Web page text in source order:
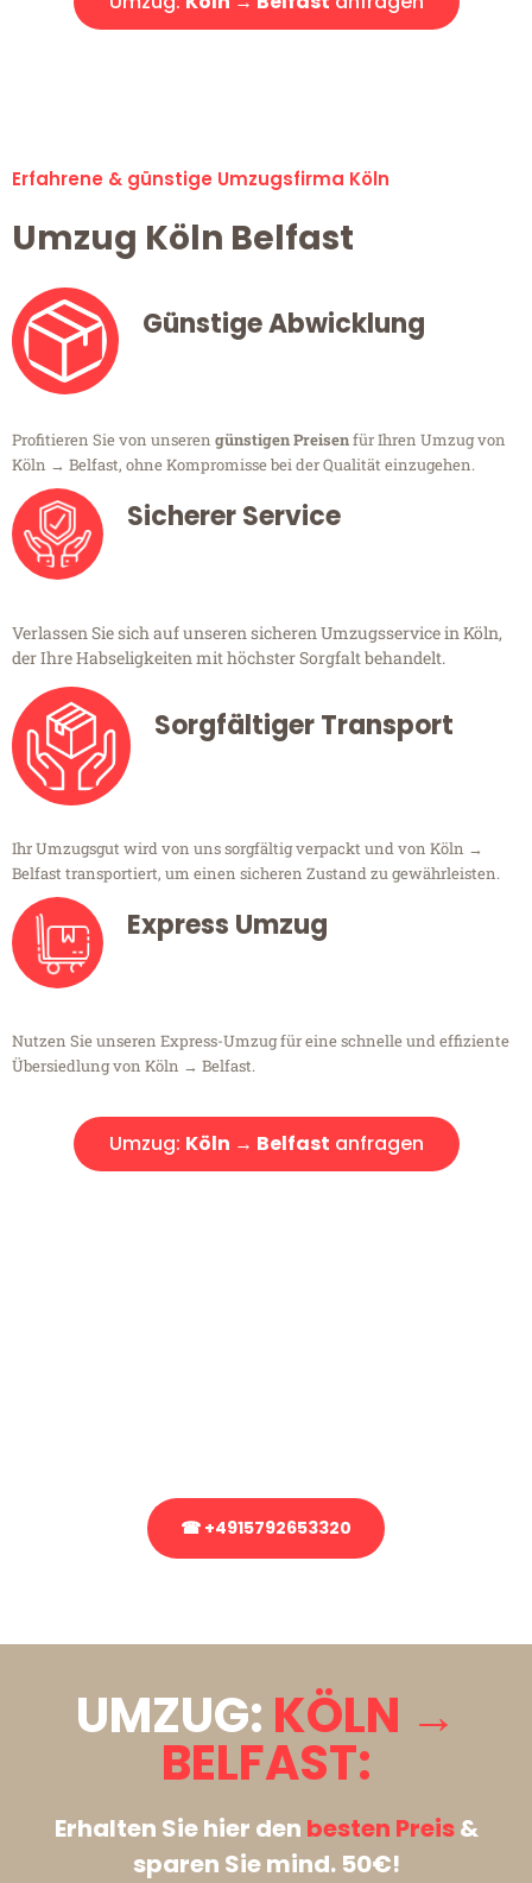
Erfahrene & günstige Umzugsfirma Köln
Umzug Köln Belfast
Günstige Abwicklung
Profitieren Sie von unseren günstigen Preisenfür Ihren Umzug von
Köln → Belfast, ohne Kompromisse bei der Qualität einzugehen.
Sicherer Service
Verlassen Sie sich auf unseren sicheren Umzugsservice in Köln,
der Ihre Habseligkeiten mit höchster Sorgfalt behandelt.
Sorgfältiger Transport
Ihr Umzugsgut wird von uns sorgfältig verpackt und von Köln →
Belfast transportiert, um einen sicheren Zustand zu gewährleisten.
Express Umzug
Nutzen Sie unseren Express-Umzug für eine schnelle und effiziente
Übersiedlung von Köln → Belfast.
Umzug: Köln → Belfast anfragen
☎ +4915792653320
UMZUG: KÖLN →
BELFAST:
Erhalten Sie hier den besten Preis&
sparen Sie mind. 50€!